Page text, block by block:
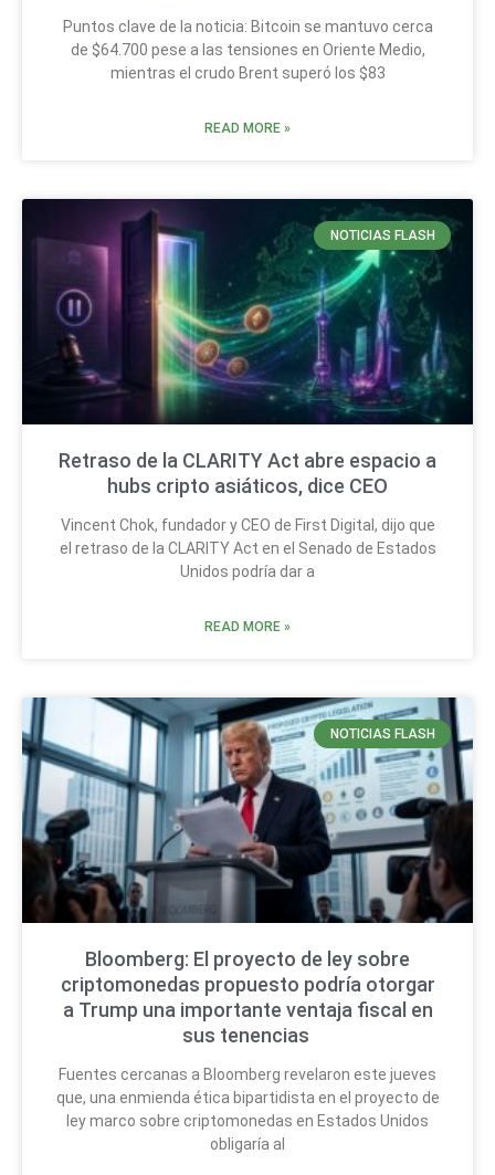
Puntos clave de la noticia: Bitcoin se mantuvo cerca
de $64.700 pese a las tensiones en Oriente Medio,
mientras el crudo Brent superó los $83
READ MORE »
NOTICIAS FLASH
Retraso de la CLARITY Act abre espacio a
hubs cripto asiáticos, dice CEO
Vincent Chok, fundador y CEO de First Digital, dijo que
el retraso de la CLARITY Act en el Senado de Estados
Unidos podría dar a
READ MORE »
NOTICIAS FLASH
Bloomberg: El proyecto de ley sobre
criptomonedas propuesto podría otorgar
a Trump una importante ventaja fiscal en
sus tenencias
Fuentes cercanas a Bloomberg revelaron este jueves
que, una enmienda ética bipartidista en el proyecto de
ley marco sobre criptomonedas en Estados Unidos
obligaría al